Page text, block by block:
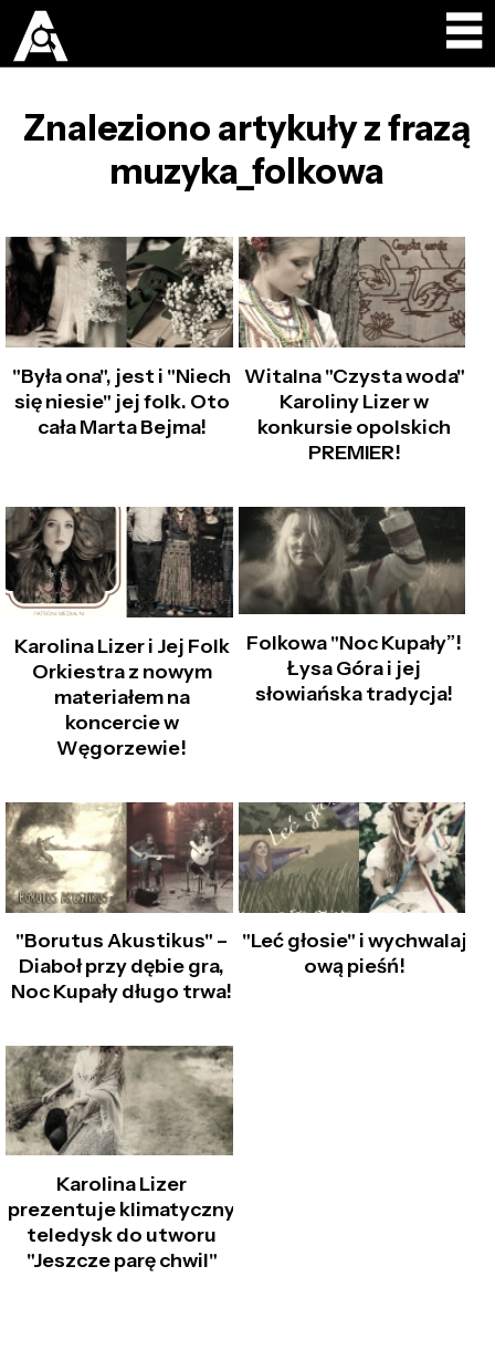
Znaleziono artykuły z frazą
muzyka_folkowa
"Była ona", jest i "Niech
się niesie" jej folk. Oto
cała Marta Bejma!
Witalna "Czysta woda"
Karoliny Lizer w
konkursie opolskich
PREMIER!
Karolina Lizer i Jej Folk
Orkiestra z nowym
materiałem na
koncercie w
Węgorzewie!
Folkowa "Noc Kupały”!
Łysa Góra i jej
słowiańska tradycja!
"Borutus Akustikus" –
Diaboł przy dębie gra,
Noc Kupały długo trwa!
"Leć głosie" i wychwalaj
ową pieśń!
Karolina Lizer
prezentuje klimatyczny
teledysk do utworu
"Jeszcze parę chwil"